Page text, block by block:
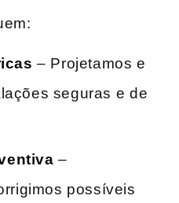
– Projetamos e
seguras e ⁤de
–
possíveis